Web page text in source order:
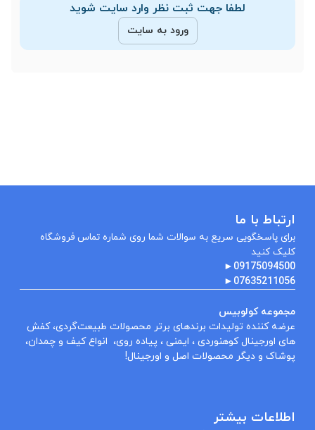
لطفا جهت ثبت نظر وارد سایت شوید
ورود به سایت
ارتباط با ما
برای پاسخگویی سریع به سوالات شما روی شماره تماس فروشگاه
کلیک کنید
09175094500
►
07635211056
►
مجموعه کولوبیس
عرضه کننده تولیدات برندهای برتر محصولات طبیعت‌گردی، کفش
های اورجینال کوهنوردی ، ایمنی ، پیاده روی، انواع کیف و چمدان،
پوشاک و دیگر محصولات اصل و اورجینال!
اطلاعات بیشتر